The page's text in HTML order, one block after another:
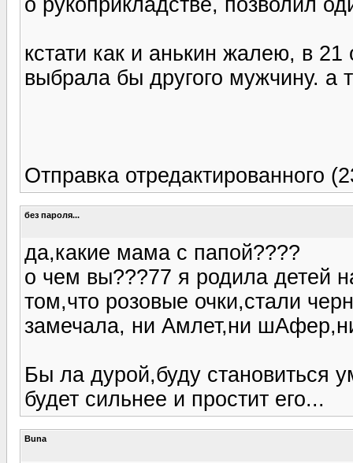
кстати как и анькин жалею, в
выбрала бы другого мужчину. а
Отправка отредактированного
без пароля...
да,какие мама с папой????
о чем вы???77 я родила детей
том,что розовые очки,стали
замечала, ни Амлет,ни
Бы ла дурой,буду становиться
будет сильнее и простит его...
Buna